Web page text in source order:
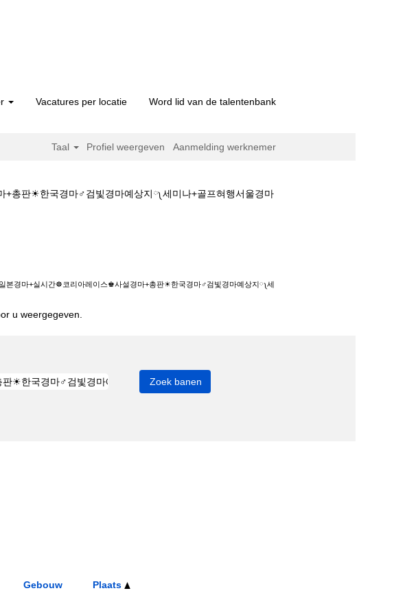
Vacatures per locatie Word lid van de talentenbank
Taal Profiel weergeven Aanmelding werknemer
총판☀한국경마♂검빛경마예상지༾세미나+골프혀행서울경마
본경마+실시간☸코리아레이스♚사설경마+총판☀한국경마♂검빛경마예상지༾세
u weergegeven.
Gebouw Plaats